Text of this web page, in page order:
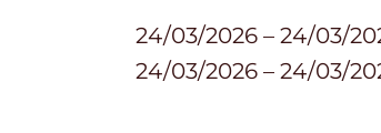
24/03/2026 – 24/03/
24/03/2026 – 24/03/